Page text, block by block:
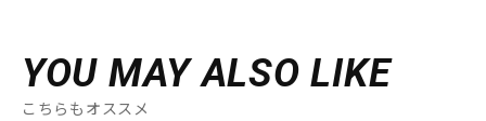
YOU MAY ALSO LIKE
こちらもオススメ